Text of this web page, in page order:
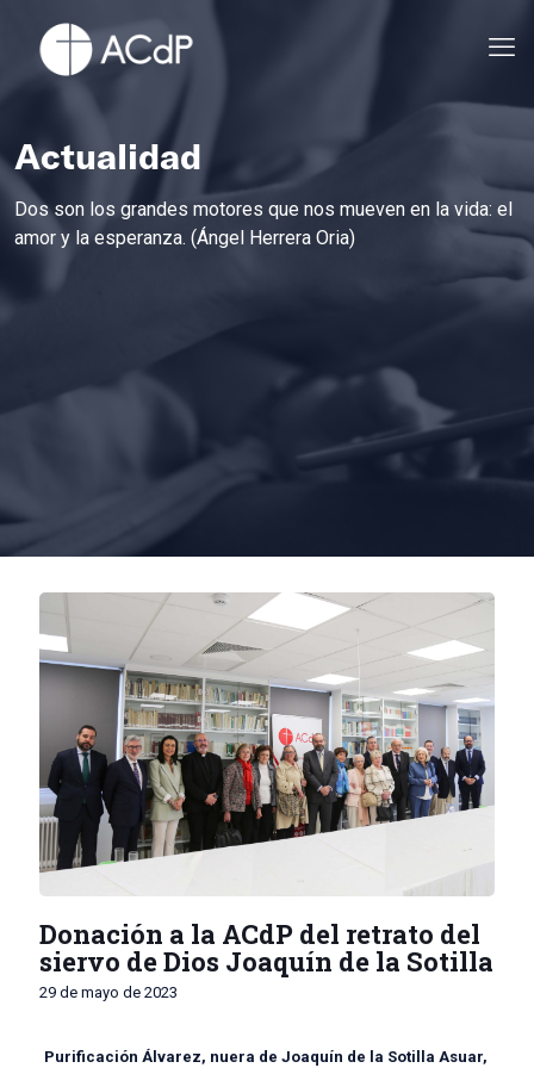
Actualidad
Dos son los grandes motores que nos mueven en la vida: el
amor y la esperanza. (Ángel Herrera Oria)
Donación a la ACdP del retrato del
siervo de Dios Joaquín de la Sotilla
29 de mayo de 2023
Purificación Álvarez, nuera de Joaquín de la Sotilla Asuar,